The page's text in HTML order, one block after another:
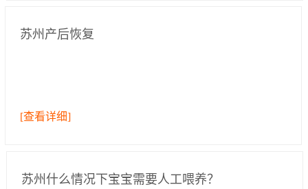
苏州产后恢复
[查看详细]
苏州什么情况下宝宝需要人工喂养？